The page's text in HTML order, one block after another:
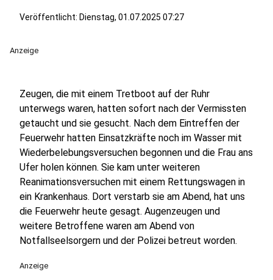
Veröffentlicht: Dienstag, 01.07.2025 07:27
Anzeige
Zeugen, die mit einem Tretboot auf der Ruhr
unterwegs waren, hatten sofort nach der Vermissten
getaucht und sie gesucht. Nach dem Eintreffen der
Feuerwehr hatten Einsatzkräfte noch im Wasser mit
Wiederbelebungsversuchen begonnen und die Frau ans
Ufer holen können. Sie kam unter weiteren
Reanimationsversuchen mit einem Rettungswagen in
ein Krankenhaus. Dort verstarb sie am Abend, hat uns
die Feuerwehr heute gesagt. Augenzeugen und
weitere Betroffene waren am Abend von
Notfallseelsorgern und der Polizei betreut worden.
Anzeige